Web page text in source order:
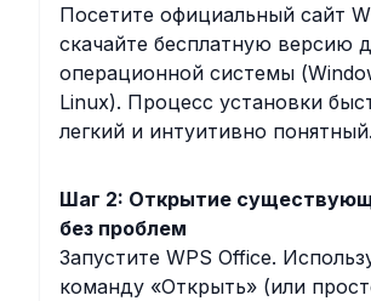
Посетите официальный сайт
скачайте бесплатную версию
операционной системы
Linux). Процесс установки
легкий и интуитивно понятный.
Шаг 2: Открытие
без проблем
Запустите WPS Office.
команду «Открыть» (или